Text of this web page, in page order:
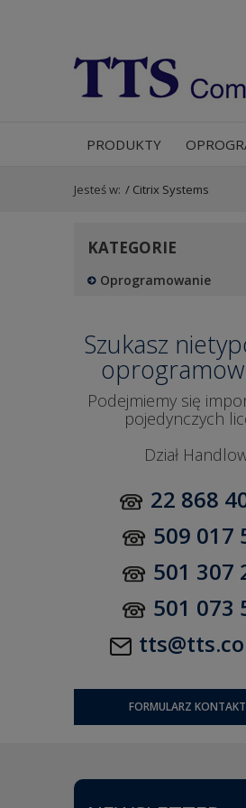
PRODUKTY
Jesteś w: / Citrix Systems
KATEGORIE
Oprogramowanie
Szukasz
Podejmiemy się
pojedynczych
Dział
22 868
509 017
501 307
501 073
FORMULARZ